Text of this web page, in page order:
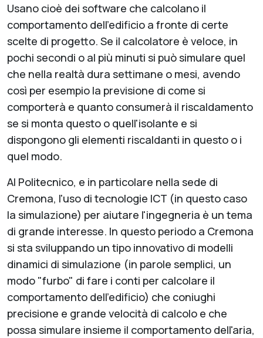
Usano cioè dei software che calcolano il
comportamento dell'edificio a fronte di certe
scelte di progetto. Se il calcolatore è veloce, in
pochi secondi o al più minuti si può simulare quel
che nella realtà dura settimane o mesi, avendo
così per esempio la previsione di come si
comporterà e quanto consumerà il riscaldamento
se si monta questo o quell'isolante e si
dispongono gli elementi riscaldanti in questo o i
quel modo.
Al Politecnico, e in particolare nella sede di
Cremona, l'uso di tecnologie ICT (in questo caso
la simulazione) per aiutare l'ingegneria è un tema
di grande interesse. In questo periodo a Cremona
si sta sviluppando un tipo innovativo di modelli
dinamici di simulazione (in parole semplici, un
modo "furbo" di fare i conti per calcolare il
comportamento dell'edificio) che coniughi
precisione e grande velocità di calcolo e che
possa simulare insieme il comportamento dell'aria,